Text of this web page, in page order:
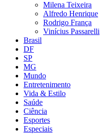
Milena Teixeira
Alfredo Henrique
Rodrigo França
Vinícius Passarelli
Brasil
DF
SP
MG
Mundo
Entretenimento
Vida & Estilo
Saúde
Ciência
Esportes
Especiais